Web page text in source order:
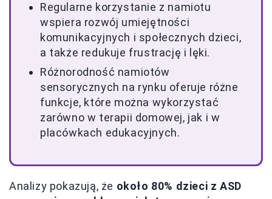
Regularne korzystanie z namiotu
wspiera rozwój umiejętności
komunikacyjnych i społecznych dzieci,
a także redukuje frustrację i lęki.
Różnorodność namiotów
sensorycznych na rynku oferuje różne
funkcje, które można wykorzystać
zarówno w terapii domowej, jak i w
placówkach edukacyjnych.
Analizy pokazują, że około 80% dzieci z ASD